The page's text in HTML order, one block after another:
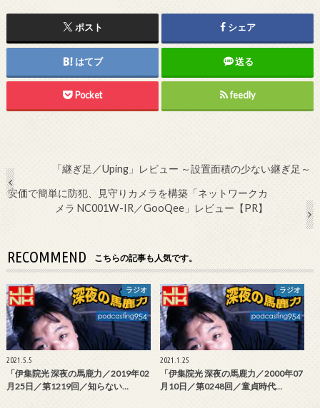
ポスト シェア
はてブ 送る
Pocket feedly
「継ぎ足／Uping」レビュー ～設置面積の少ない継ぎ足～
安価で簡単に防犯、見守りカメラを構築「ネットワークカ
メラ NC001W-IR／GooQee」レビュー【PR】
RECOMMEND こちらの記事も人気です。
ラジオ
2021.5.5
「伊集院光 深夜の馬鹿力／2019年02
月25日／第1219回／知らない…
ラジオ
2021.1.25
「伊集院光 深夜の馬鹿力／2000年07
月10日／第0248回／童貞時代…